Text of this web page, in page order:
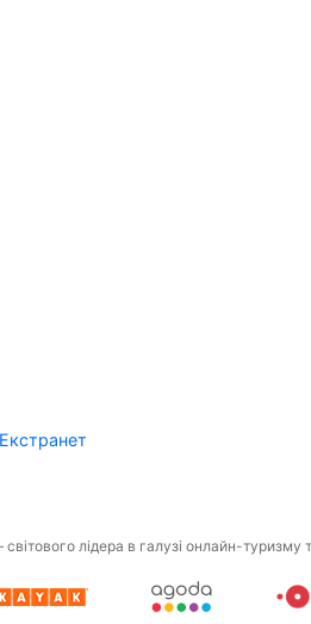
лідера в галузі онлайн-туризму